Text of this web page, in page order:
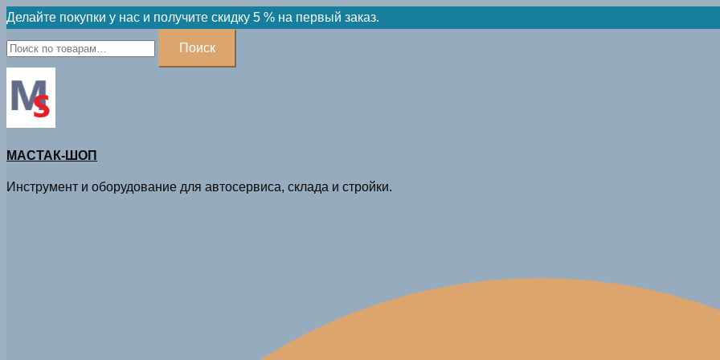
Skip
to
content
Делайте покупки у нас и получите скидку 5 % на первый заказ.
Искать:
Поиск
МАСТАК-ШОП
Инструмент и оборудование для автосервиса, склада и стройки.